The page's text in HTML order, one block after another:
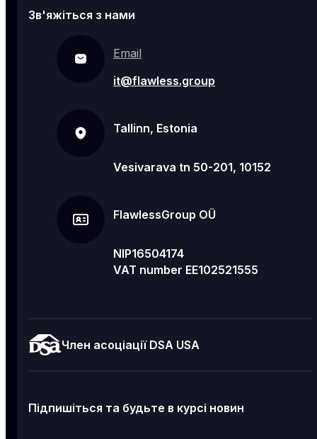
Зв'яжіться з нами
Email
it@flawless.group
Tallinn, Estonia
Vesivarava tn 50-201, 10152
FlawlessGroup OÜ
NIP16504174
VAT number EE102521555
Член асоціації DSA USA
Підпишіться та будьте в курсі новин